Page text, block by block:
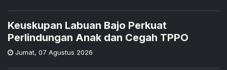
Keuskupan Labuan Bajo Perkuat
Perlindungan Anak dan Cegah TPPO
Jumat, 07 Agustus 2026